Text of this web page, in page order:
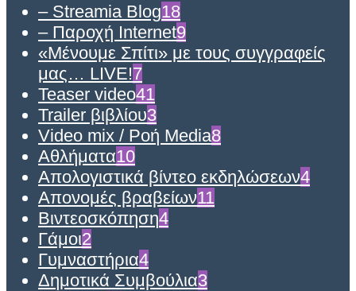
– Streamia Blog18
– Παροχή Internet9
«Μένουμε Σπίτι» με τους συγγραφείς
μας… LIVE!7
Teaser video41
Trailer βιβλίου3
Video mix / Ροή Media8
Αθλήματα10
Απολογιστικά βίντεο εκδηλώσεων4
Απονομές βραβείων11
Βιντεοσκόπηση4
Γάμοι2
Γυμναστήρια4
Δημοτικά Συμβούλια3